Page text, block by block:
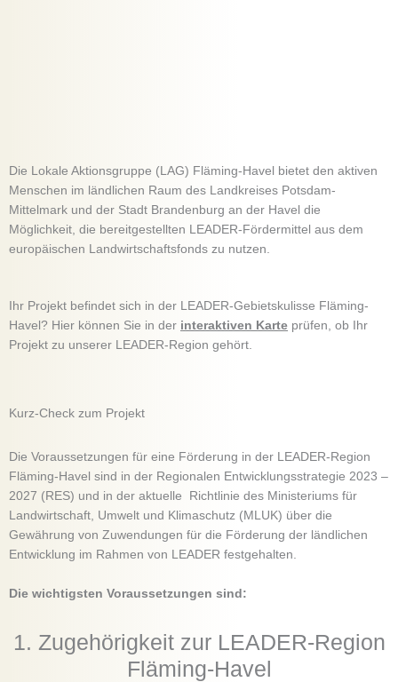
Die Lokale Aktionsgruppe (LAG) Fläming-Havel bietet den aktiven
Menschen im ländlichen Raum des Landkreises Potsdam-
Mittelmark und der Stadt Brandenburg an der Havel die
Möglichkeit, die bereitgestellten LEADER-Fördermittel aus dem
europäischen Landwirtschaftsfonds zu nutzen.
Ihr Projekt befindet sich in der LEADER-Gebietskulisse Fläming-
Havel? Hier können Sie in der interaktiven Karte prüfen, ob Ihr
Projekt zu unserer LEADER-Region gehört.
Kurz-Check zum Projekt
Die Voraussetzungen für eine Förderung in der LEADER-Region
Fläming-Havel sind in der Regionalen Entwicklungsstrategie 2023 –
2027 (RES) und in der aktuelle Richtlinie des Ministeriums für
Landwirtschaft, Umwelt und Klimaschutz (MLUK) über die
Gewährung von Zuwendungen für die Förderung der ländlichen
Entwicklung im Rahmen von LEADER festgehalten.
Die wichtigsten Voraussetzungen sind:
1. Zugehörigkeit zur LEADER-Region
Fläming-Havel